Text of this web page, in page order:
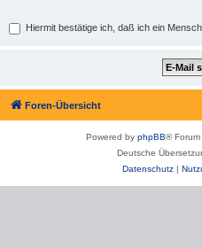
Hiermit bestätige ich, daß ich ein
Foren-Übersicht
Powered by phpBB®
Deutsche
Datenschutz|